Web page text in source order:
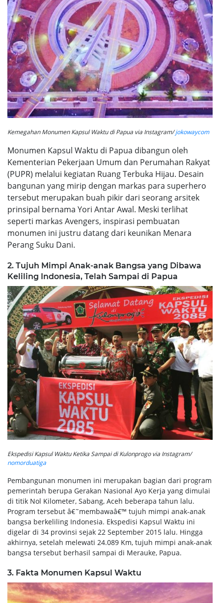
Kemegahan Monumen Kapsul Waktu di Papua via Instagram/jokowaycom
Monumen Kapsul Waktu di Papua dibangun oleh
Kementerian Pekerjaan Umum dan Perumahan Rakyat
(PUPR) melalui kegiatan Ruang Terbuka Hijau. Desain
bangunan yang mirip dengan markas para superhero
tersebut merupakan buah pikir dari seorang arsitek
prinsipal bernama Yori Antar Awal. Meski terlihat
seperti markas Avengers, inspirasi pembuatan
monumen ini justru datang dari keunikan Menara
Perang Suku Dani.
2. Tujuh Mimpi Anak-anak Bangsa yang Dibawa
Keliling Indonesia, Telah Sampai di Papua
Ekspedisi Kapsul Waktu Ketika Sampai di Kulonprogo via Instagram/
nomorduatiga
Pembangunan monumen ini merupakan bagian dari program
pemerintah berupa Gerakan Nasional Ayo Kerja yang dimulai
di titik Nol Kilometer, Sabang, Aceh beberapa tahun lalu.
Program tersebut â€˜membawaâ€™ tujuh mimpi anak-anak
bangsa berkeliling Indonesia. Ekspedisi Kapsul Waktu ini
digelar di 34 provinsi sejak 22 September 2015 lalu. Hingga
akhirnya, setelah melewati 24.089 Km, tujuh mimpi anak-anak
bangsa tersebut berhasil sampai di Merauke, Papua.
3. Fakta Monumen Kapsul Waktu